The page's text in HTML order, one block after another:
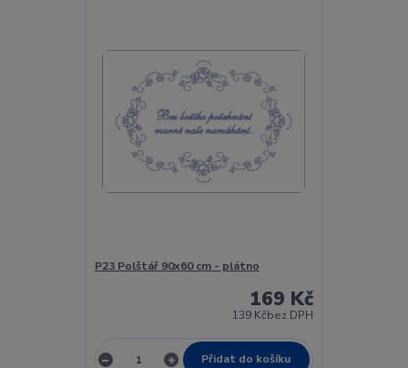
P23 Polštář 90x60 cm - plátno
169 Kč
139 Kčbez DPH
Přidat do košíku